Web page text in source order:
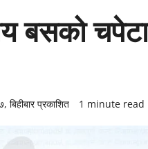
बसको
बिहीबार प्रकाशित 1 minute read